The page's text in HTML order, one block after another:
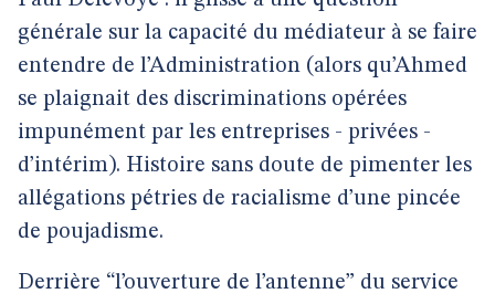
générale sur la capacité du médiateur à se faire
entendre de l’Administration (alors qu’Ahmed
se plaignait des discriminations opérées
impunément par les entreprises - privées -
d’intérim). Histoire sans doute de pimenter les
allégations pétries de racialisme d’une pincée
de poujadisme.
Derrière “l’ouverture de l’antenne” du service